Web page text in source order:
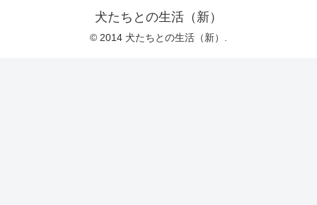
犬たちとの生活（新）
© 2014 犬たちとの生活（新）.